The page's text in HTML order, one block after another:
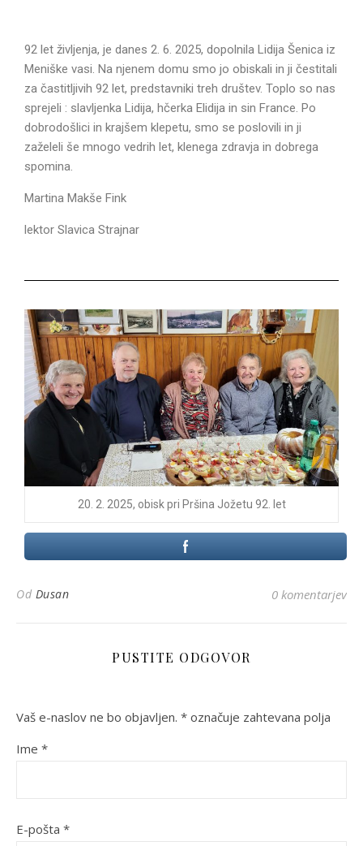
92 let življenja, je danes 2. 6. 2025, dopolnila Lidija Šenica iz
Meniške vasi. Na njenem domu smo jo obiskali in ji čestitali
za častitljivih 92 let, predstavniki treh društev. Toplo so nas
sprejeli : slavljenka Lidija, hčerka Elidija in sin France. Po
dobrodošlici in krajšem klepetu, smo se poslovili in ji
zaželeli še mnogo vedrih let, klenega zdravja in dobrega
spomina.
Martina Makše Fink
lektor Slavica Strajnar
20. 2. 2025, obisk pri Pršina Jožetu 92. let
Od Dusan 0 komentarjev
PUSTITE ODGOVOR
Vaš e-naslov ne bo objavljen. * označuje zahtevana polja
Ime *
E-pošta *